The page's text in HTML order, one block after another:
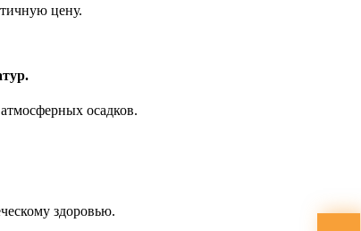
цену.
осадков.
здоровью.